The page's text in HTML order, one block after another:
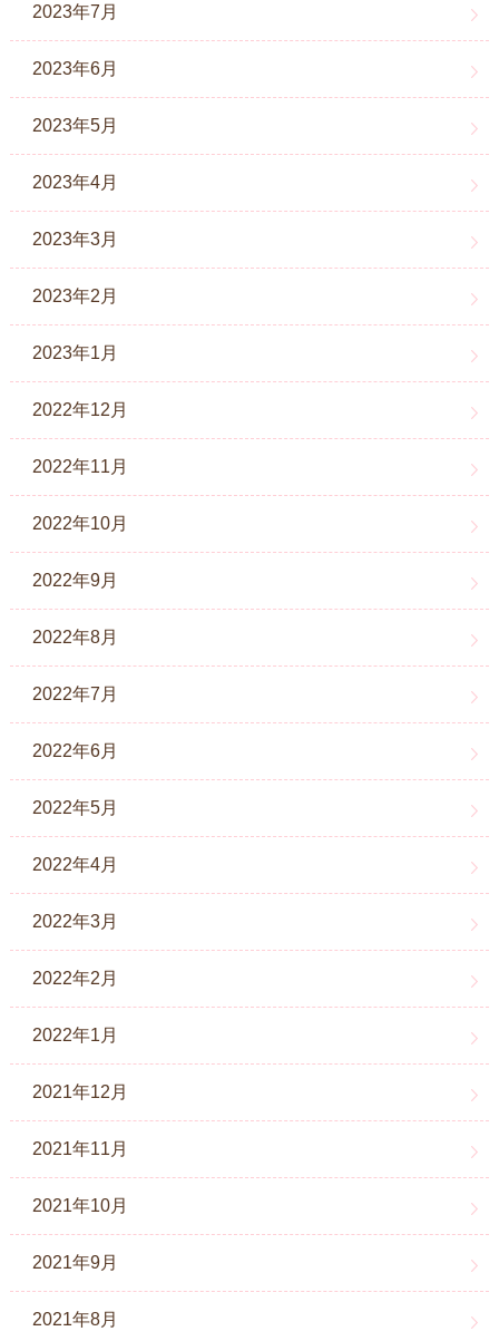
2023年7月
2023年6月
2023年5月
2023年4月
2023年3月
2023年2月
2023年1月
2022年12月
2022年11月
2022年10月
2022年9月
2022年8月
2022年7月
2022年6月
2022年5月
2022年4月
2022年3月
2022年2月
2022年1月
2021年12月
2021年11月
2021年10月
2021年9月
2021年8月